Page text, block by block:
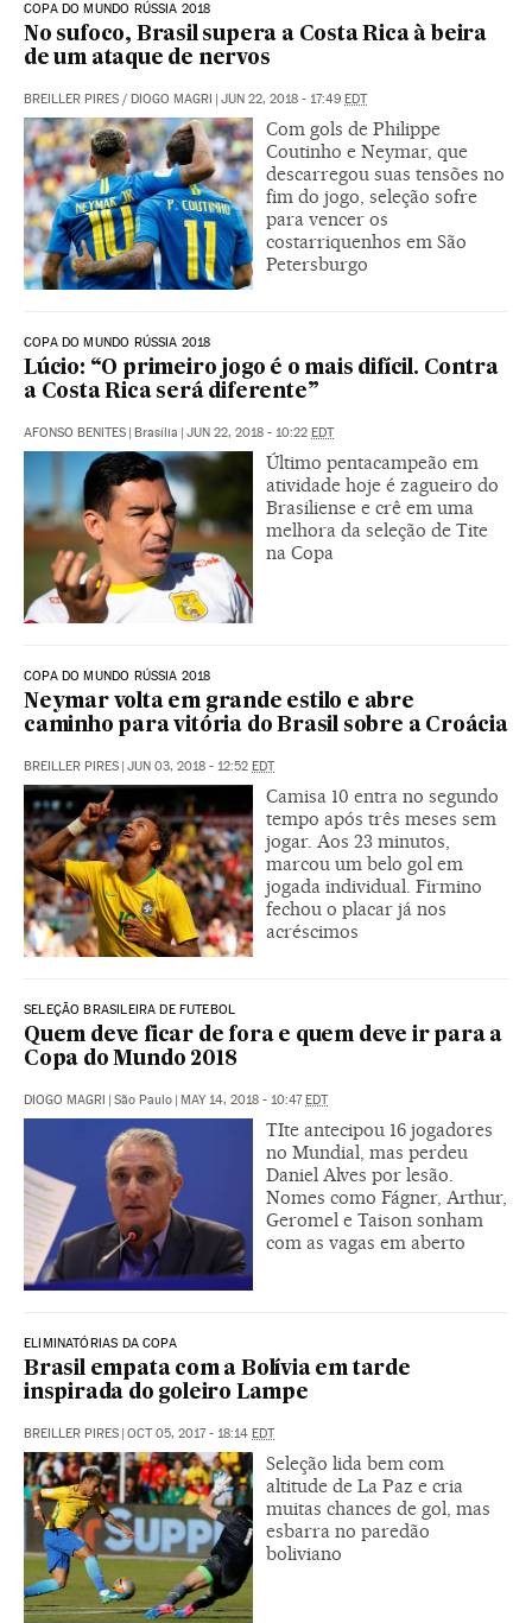
COPA DO MUNDO RÚSSIA 2018
No sufoco, Brasil supera a Costa Rica à beira
de um ataque de nervos
BREILLER PIRES / DIOGO MAGRI | JUN 22, 2018 - 17:49 EDT
Com gols de Philippe
Coutinho e Neymar, que
descarregou suas tensões no
fim do jogo, seleção sofre
para vencer os
costarriquenhos em São
Petersburgo
COPA DO MUNDO RÚSSIA 2018
Lúcio: “O primeiro jogo é o mais difícil. Contra
a Costa Rica será diferente”
AFONSO BENITES | Brasília | JUN 22, 2018 - 10:22 EDT
Último pentacampeão em
atividade hoje é zagueiro do
Brasiliense e crê em uma
melhora da seleção de Tite
na Copa
COPA DO MUNDO RÚSSIA 2018
Neymar volta em grande estilo e abre
caminho para vitória do Brasil sobre a Croácia
BREILLER PIRES | JUN 03, 2018 - 12:52 EDT
Camisa 10 entra no segundo
tempo após três meses sem
jogar. Aos 23 minutos,
marcou um belo gol em
jogada individual. Firmino
fechou o placar já nos
acréscimos
SELEÇÃO BRASILEIRA DE FUTEBOL
Quem deve ficar de fora e quem deve ir para a
Copa do Mundo 2018
DIOGO MAGRI | São Paulo | MAY 14, 2018 - 10:47EDT
TIte antecipou 16 jogadores
no Mundial, mas perdeu
Daniel Alves por lesão.
Nomes como Fágner, Arthur,
Geromel e Taison sonham
com as vagas em aberto
ELIMINATÓRIAS DA COPA
Brasil empata com a Bolívia em tarde
inspirada do goleiro Lampe
BREILLER PIRES | OCT 05, 2017 - 18:14 EDT
Seleção lida bem com
altitude de La Paz e cria
muitas chances de gol, mas
esbarra no paredão
boliviano